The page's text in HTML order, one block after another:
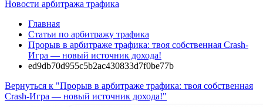
Новости арбитража трафика
Главная
Статьи по арбитражу трафика
Прорыв в арбитраже трафика: твоя собственная Crash-
Игра — новый источник дохода!
ed9db70d955c5b2ac430833d7f0be77b
Вернуться к "Прорыв в арбитраже трафика: твоя собственная
Crash-Игра — новый источник дохода!"